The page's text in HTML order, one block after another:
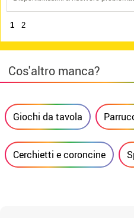
1 2
Cos'altro manca?
Giochi da tavola
Cerchietti e coroncine